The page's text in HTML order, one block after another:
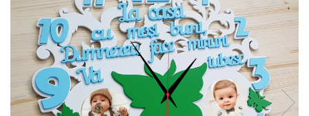
Ceasuri cu rama foto
Ceasuri meserii
Ceasuri logo
Ceasuri de perete animalute
Ceasuri decorative
Ceasuri evenimente
Ceasuri gravate